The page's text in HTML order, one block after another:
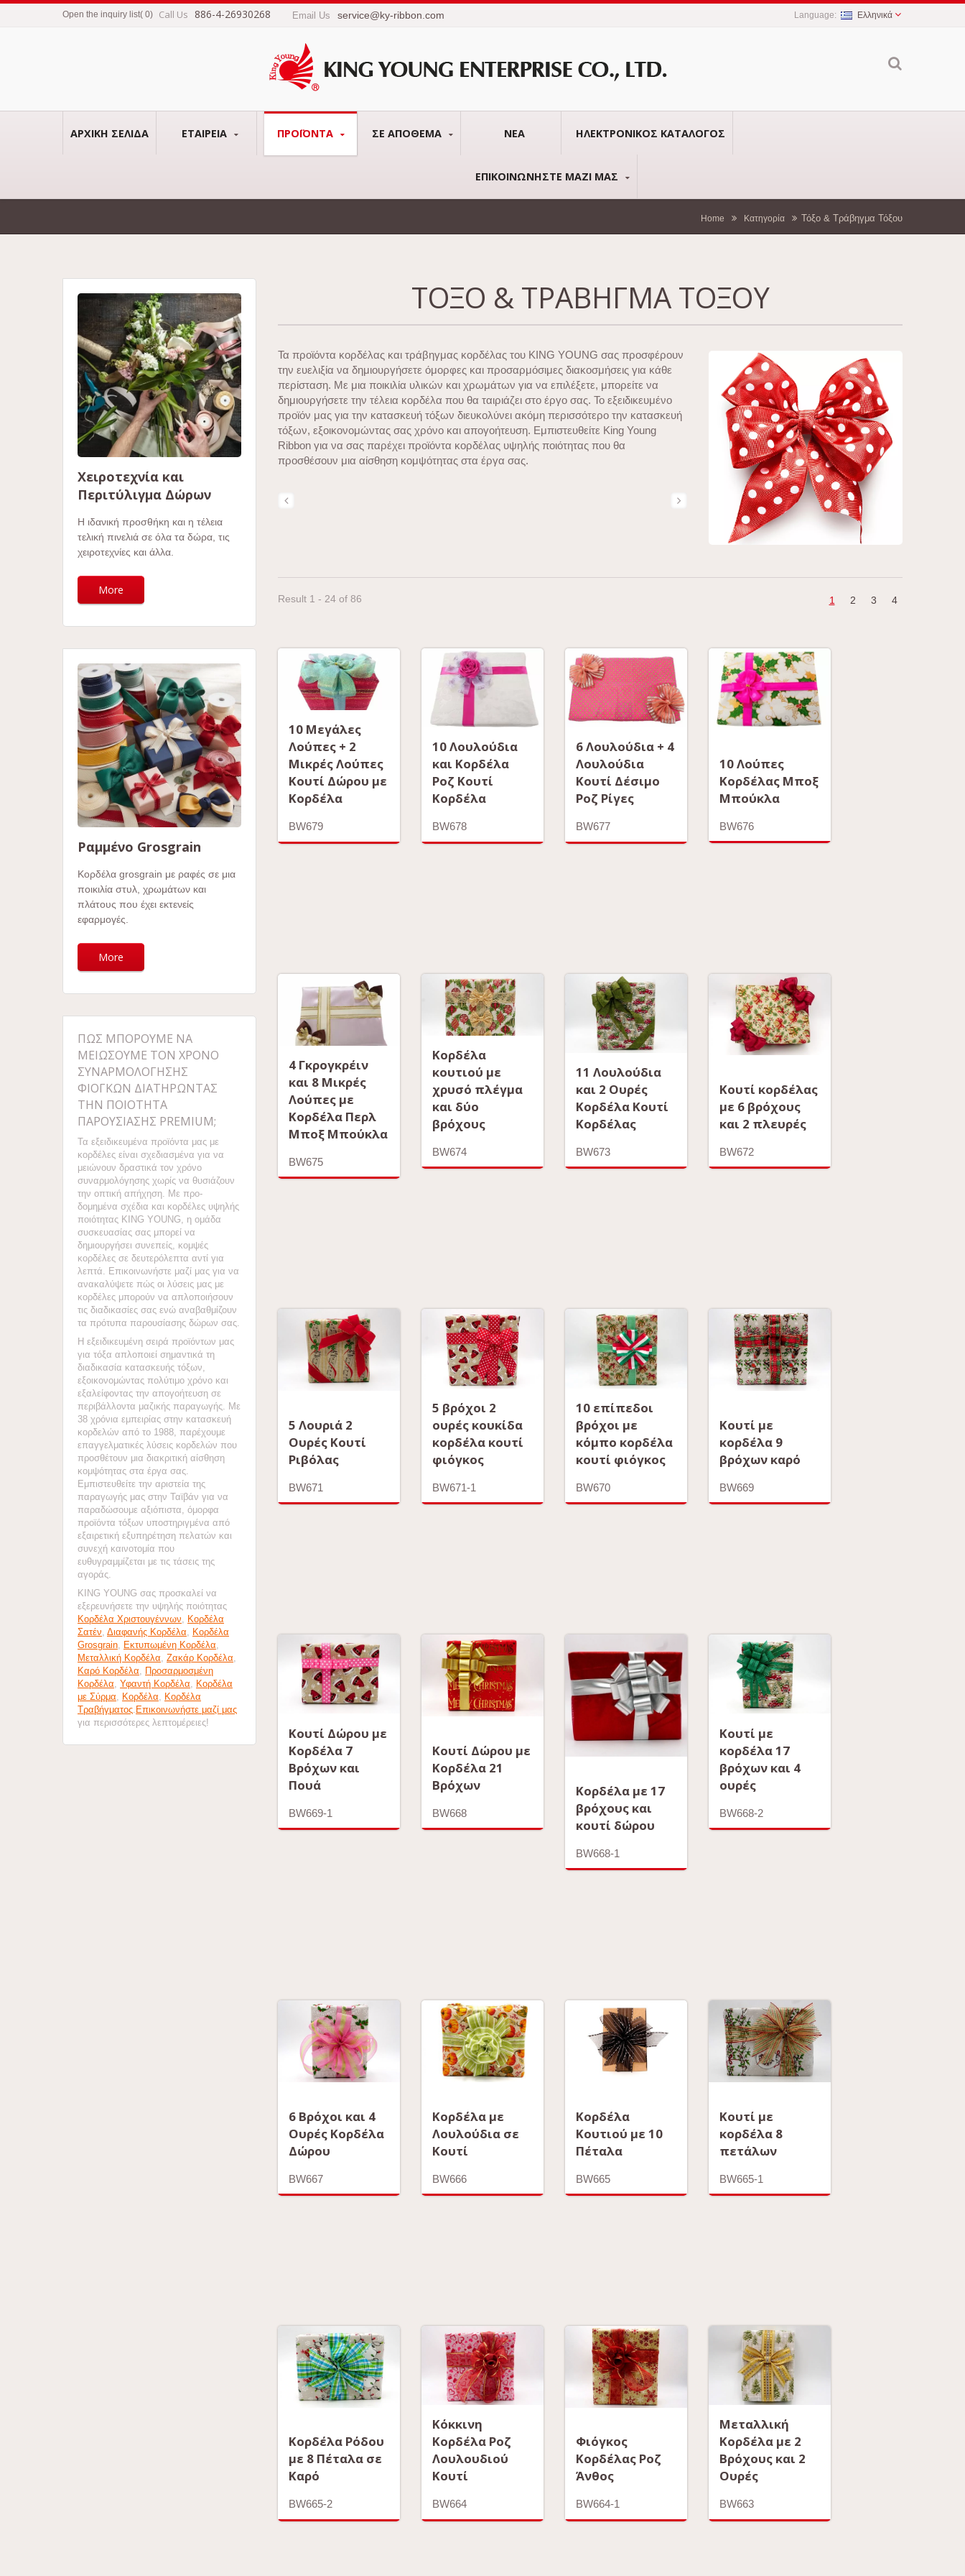
Open the inquiry list( 0) Call Us 886-4-26930268 Email Us service@ky-ribbon.com Ελληνικά
ΑΡΧΙΚΉ ΣΕΛΊΔΑ ΕΤΑΙΡΕΊΑ ΠΡΟΪΌΝΤΑ ΣΕ ΑΠΌΘΕΜΑ ΝΈΑ ΗΛΕΚΤΡΟΝΙΚΌΣ ΚΑΤΆΛΟΓΟΣ
ΕΠΙΚΟΙΝΩΝΉΣΤΕ ΜΑΖΊ ΜΑΣ
Home Κατηγορία Τόξο & Τράβηγμα Τόξου
Χειροτεχνία και
Περιτύλιγμα Δώρων
Η ιδανική προσθήκη και η τέλεια
τελική πινελιά σε όλα τα δώρα, τις
χειροτεχνίες και άλλα.
More
Ραμμένο Grosgrain
Κορδέλα grosgrain με ραφές σε μια
ποικιλία στυλ, χρωμάτων και
πλάτους που έχει εκτενείς
εφαρμογές.
More
ΠΏΣ ΜΠΟΡΟΎΜΕ ΝΑ
ΜΕΙΏΣΟΥΜΕ ΤΟΝ ΧΡΌΝΟ
ΣΥΝΑΡΜΟΛΌΓΗΣΗΣ
ΦΙΌΓΚΩΝ ΔΙΑΤΗΡΏΝΤΑΣ
ΤΗΝ ΠΟΙΌΤΗΤΑ
ΠΑΡΟΥΣΊΑΣΗΣ PREMIUM;
Τα εξειδικευμένα προϊόντα μας με
κορδέλες είναι σχεδιασμένα για να
μειώνουν δραστικά τον χρόνο
συναρμολόγησης χωρίς να θυσιάζουν
την οπτική απήχηση. Με προ-
δομημένα σχέδια και κορδέλες υψηλής
ποιότητας KING YOUNG, η ομάδα
συσκευασίας σας μπορεί να
δημιουργήσει συνεπείς, κομψές
κορδέλες σε δευτερόλεπτα αντί για
λεπτά. Επικοινωνήστε μαζί μας για να
ανακαλύψετε πώς οι λύσεις μας με
κορδέλες μπορούν να απλοποιήσουν
τις διαδικασίες σας ενώ αναβαθμίζουν
τα πρότυπα παρουσίασης δώρων σας.
Η εξειδικευμένη σειρά προϊόντων μας
για τόξα απλοποιεί σημαντικά τη
διαδικασία κατασκευής τόξων,
εξοικονομώντας πολύτιμο χρόνο και
εξαλείφοντας την απογοήτευση σε
περιβάλλοντα μαζικής παραγωγής. Με
38 χρόνια εμπειρίας στην κατασκευή
κορδελών από το 1988, παρέχουμε
επαγγελματικές λύσεις κορδελών που
προσθέτουν μια διακριτική αίσθηση
κομψότητας στα έργα σας.
Εμπιστευθείτε την αριστεία της
παραγωγής μας στην Ταϊβάν για να
παραδώσουμε αξιόπιστα, όμορφα
προϊόντα τόξων υποστηριγμένα από
εξαιρετική εξυπηρέτηση πελατών και
συνεχή καινοτομία που
ευθυγραμμίζεται με τις τάσεις της
αγοράς.
KING YOUNG σας προσκαλεί να
εξερευνήσετε την υψηλής ποιότητας
Κορδέλα Χριστουγέννων, Κορδέλα
Σατέν, Διαφανής Κορδέλα, Κορδέλα
Grosgrain, Εκτυπωμένη Κορδέλα,
Μεταλλική Κορδέλα, Ζακάρ Κορδέλα,
Καρό Κορδέλα, Προσαρμοσμένη
Κορδέλα, Υφαντή Κορδέλα, Κορδέλα
με Σύρμα, Κορδέλα, Κορδέλα
Τραβήγματος. Επικοινωνήστε μαζί μας
για περισσότερες λεπτομέρειες!
ΤΌΞΟ & ΤΡΆΒΗΓΜΑ ΤΌΞΟΥ
Τα προϊόντα κορδέλας και τράβηγμας κορδέλας του KING YOUNG σας προσφέρουν
την ευελιξία να δημιουργήσετε όμορφες και προσαρμόσιμες διακοσμήσεις για κάθε
περίσταση. Με μια ποικιλία υλικών και χρωμάτων για να επιλέξετε, μπορείτε να
δημιουργήσετε την τέλεια κορδέλα που θα ταιριάζει στο έργο σας. Το εξειδικευμένο
προϊόν μας για την κατασκευή τόξων διευκολύνει ακόμη περισσότερο την κατασκευή
τόξων, εξοικονομώντας σας χρόνο και απογοήτευση. Εμπιστευθείτε King Young
Ribbon για να σας παρέχει προϊόντα κορδέλας υψηλής ποιότητας που θα
προσθέσουν μια αίσθηση κομψότητας στα έργα σας.
Result 1 - 24 of 86 1 2 3 4
10 Μεγάλες
Λούπες + 2
Μικρές Λούπες
Κουτί Δώρου με
Κορδέλα
BW679
10 Λουλούδια
και Κορδέλα
Ροζ Κουτί
Κορδέλα
BW678
6 Λουλούδια + 4
Λουλούδια
Κουτί Δέσιμο
Ροζ Ρίγες
BW677
10 Λούπες
Κορδέλας Μποξ
Μπούκλα
BW676
4 Γκρογκρέιν
και 8 Μικρές
Λούπες με
Κορδέλα Περλ
Μποξ Μπούκλα
BW675
Κορδέλα
κουτιού με
χρυσό πλέγμα
και δύο
βρόχους
BW674
11 Λουλούδια
και 2 Ουρές
Κορδέλα Κουτί
Κορδέλας
BW673
Κουτί κορδέλας
με 6 βρόχους
και 2 πλευρές
BW672
5 Λουριά 2
Ουρές Κουτί
Ριβόλας
BW671
5 βρόχοι 2
ουρές κουκίδα
κορδέλα κουτί
φιόγκος
BW671-1
10 επίπεδοι
βρόχοι με
κόμπο κορδέλα
κουτί φιόγκος
BW670
Κουτί με
κορδέλα 9
βρόχων καρό
BW669
Κουτί Δώρου με
Κορδέλα 7
Βρόχων και
Πουά
BW669-1
Κουτί Δώρου με
Κορδέλα 21
Βρόχων
BW668
Κορδέλα με 17
βρόχους και
κουτί δώρου
BW668-1
Κουτί με
κορδέλα 17
βρόχων και 4
ουρές
BW668-2
6 Βρόχοι και 4
Ουρές Κορδέλα
Δώρου
BW667
Κορδέλα με
Λουλούδια σε
Κουτί
BW666
Κορδέλα
Κουτιού με 10
Πέταλα
BW665
Κουτί με
κορδέλα 8
πετάλων
BW665-1
Κορδέλα Ρόδου
με 8 Πέταλα σε
Καρό
BW665-2
Κόκκινη
Κορδέλα Ροζ
Λουλουδιού
Κουτί
BW664
Φιόγκος
Κορδέλας Ροζ
Άνθος
BW664-1
Μεταλλική
Κορδέλα με 2
Βρόχους και 2
Ουρές
BW663